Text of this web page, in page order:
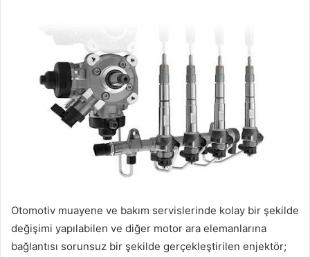
Otomotiv muayene ve bakım servislerinde kolay bir şekilde
değişimi yapılabilen ve diğer motor ara elemanlarına
bağlantısı sorunsuz bir şekilde gerçekleştirilen enjektör;